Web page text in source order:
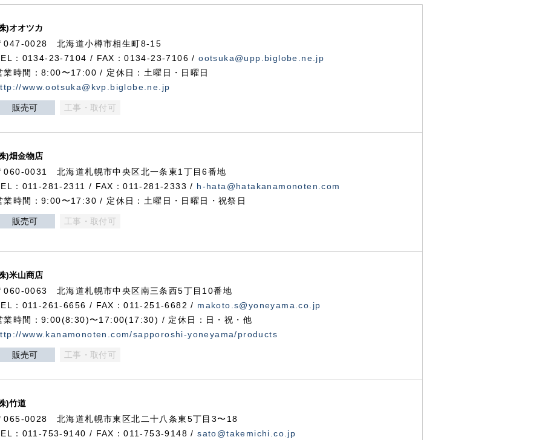
)オオツカ
047-0028 北海道小樽市相生町8-15
：0134-23-7104 / FAX：0134-23-7106 /ootsuka@upp.biglobe.ne.jp
業時間：8:00〜17:00 / 定休日：土曜日・日曜日
www.ootsuka@kvp.biglobe.ne.jp
販売可 工事・取付可
)畑金物店
060-0031 北海道札幌市中央区北一条東1丁目6番地
：011-281-2311 / FAX：011-281-2333 / h-hata@hatakanamonoten.com
業時間：9:00〜17:30 / 定休日：土曜日・日曜日・祝祭日
販売可 工事・取付可
)米山商店
060-0063 北海道札幌市中央区南三条西5丁目10番地
：011-261-6656 / FAX：011-251-6682 / makoto.s@yoneyama.co.jp
業時間：9:00(8:30)〜17:00(17:30) / 定休日：日・祝・他
www.kanamonoten.com/sapporoshi-yoneyama/products
販売可 工事・取付可
)竹道
065-0028 北海道札幌市東区北二十八条東5丁目3〜18
：011-753-9140 / FAX：011-753-9148 /sato@takemichi.co.jp